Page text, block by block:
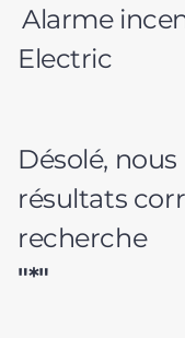
Alarme
Electric
Désolé,
résultats
recherche
"*"